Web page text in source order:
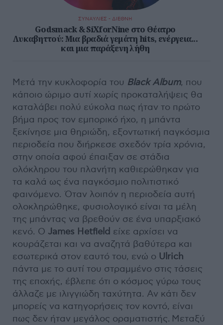
ΣΥΝΑΥΛΙΕΣ - ΔΙΕΘΝΗ
Godsmack & SiXforNine στο Θέατρο
Λυκαβηττού: Μια βραδιά γεμάτη hits, ενέργεια...
και μια παράξενη λήθη
Μετά την κυκλοφορία του Black Album, που
κάποιο ώριμο αυτί χωρίς προκαταλήψεις θα
καταλάβει πολύ εύκολα πως ήταν το πρώτο
βήμα προς τον εμπορικό ήχο, η μπάντα
ξεκίνησε μια θηριώδη, εξοντωτική παγκόσμια
περιοδεία που διήρκεσε σχεδόν τρία χρόνια,
στην οποία αφού έπαιξαν σε στάδια
ολόκληρου του πλανήτη καθιερώθηκαν για
τα καλά ως ένα παγκόσμιο πολιτιστικό
φαινόμενο. Όταν λοιπόν η περιοδεία αυτή
ολοκληρώθηκε, φυσιολογικό είναι τα μέλη
της μπάντας να βρεθούν σε ένα υπαρξιακό
κενό. Ο James Hetfield είχε αρχίσει να
κουράζεται και να αναζητά βαθύτερα και
εσωτερικά στον εαυτό του, ενώ ο Ulrich
πάντα με το αυτί του στραμμένο στις τάσεις
της εποχής, έβλεπε ότι ο κόσμος γύρω τους
άλλαζε με ιλιγγιώδη ταχύτητα. Αν κάτι δεν
μπορείς να κατηγορήσεις τον κοντό, είναι
πως δεν ήταν μεγάλος οραματιστής. Μεταξύ